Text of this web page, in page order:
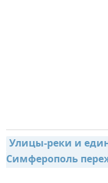
Улицы-реки и
Симферополь